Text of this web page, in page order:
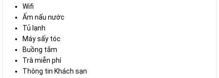
Wifi
Ấm nấu nước
Tủ lạnh
Máy sấy tóc
Buồng tắm
Trà miễn phí
Thông tin Khách sạn